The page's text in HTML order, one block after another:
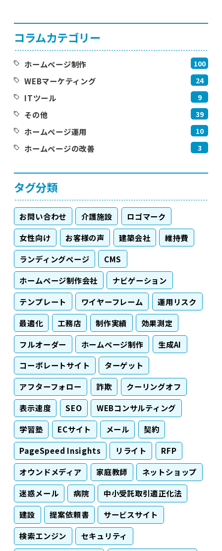
コラムカテゴリー
ホームページ制作 100
WEBマーケティング 24
ITツール 9
その他 39
ホームページ運用 10
ホームページの改善 3
タグ分類
お問い合わせ 介護施設
ロゴマーク
女性向け
お客様の声 建築会社
維持費
ランディングページ
CMS
ホームページ制作会社
ナビゲーション
テンプレート
ワイヤーフレーム
運用リスク
最適化
工務店 制作実績
効果測定
フルオーダー
ホームページ制作
生成AI
コーポレートサイト
ターゲット
アフターフォロー
詐欺
クーリングオフ
表示速度
SEO
WEBコンサルティング
学習塾
ECサイト メール
契約
PageSpeed Insights
リライト
RFP
オウンドメディア
家庭教師
ネットショップ
迷惑メール
病院
中小受託取引適正化法
建設
提案依頼書
サービスサイト
検索エンジン
セキュリティ